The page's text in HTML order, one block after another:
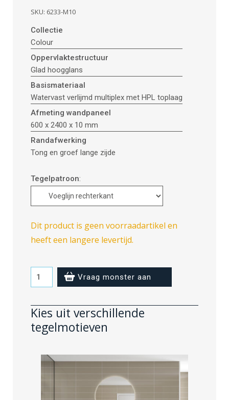
SKU: 6233-M10
Collectie
Colour
Oppervlaktestructuur
Glad hoogglans
Basismateriaal
Watervast verlijmd multiplex met HPL toplaag
Afmeting wandpaneel
600 x 2400 x 10 mm
Randafwerking
Tong en groef lange zijde
Tegelpatroon:
Dit product is geen voorraadartikel en
heeft een langere levertijd.
Beige
-
rechterkant
aantal
Vraag monster aan
Kies uit verschillende
tegelmotieven